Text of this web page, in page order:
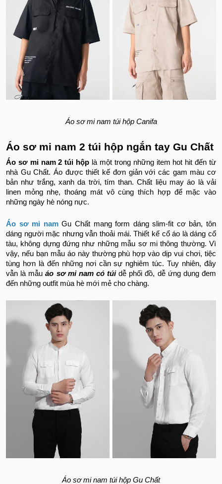
Áo sơ mi nam túi hộp Canifa
Áo sơ mi nam 2 túi hộp ngắn tay Gu Chất
Áo sơ mi nam 2 túi hộp là một trong những item hot hit đến từ
nhà Gu Chất. Áo được thiết kế đơn giản với các gam màu cơ
bản như trắng, xanh da trời, tím than. Chất liệu may áo là vải
linen mỏng nhẹ, thoáng mát vô cùng thích hợp để mặc vào
những ngày hè nóng nực.
Áo sơ mi namGu Chất mang form dáng slim-fit cơ bản, tôn
dáng người mặc nhưng vẫn thoải mái. Thiết kế cổ áo là dáng cổ
tàu, không dựng đứng như những mẫu sơ mi thông thường. Vì
vậy, nếu bạn mẫu áo này thường phù hợp vào dịp vui chơi, tiệc
tùng hơn là đến những nơi cần sự nghiêm túc. Tuy nhiên, đây
vẫn là mẫuáo sơ mi nam có túidễ phối đồ, dễ ứng dụng đem
đến những outfit mùa hè mới mẻ cho chàng.
Áo sơ mi nam túi hộp Gu Chất